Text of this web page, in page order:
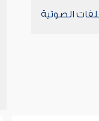
الصوتية